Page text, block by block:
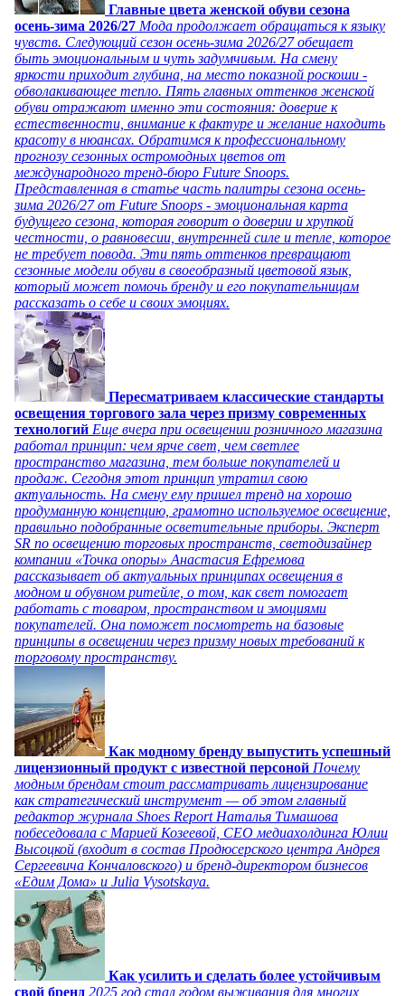
Главные цвета женской обуви сезона
осень-зима 2026/27 Мода продолжает обращаться к языку
чувств. Следующий сезон осень-зима 2026/27 обещает
быть эмоциональным и чуть задумчивым. На смену
яркости приходит глубина, на место показной роскоши -
обволакивающее тепло. Пять главных оттенков женской
обуви отражают именно эти состояния: доверие к
естественности, внимание к фактуре и желание находить
красоту в нюансах. Обратимся к профессиональному
прогнозу сезонных остромодных цветов от
международного тренд-бюро Future Snoops.
Представленная в статье часть палитры сезона осень-
зима 2026/27 от Future Snoops - эмоциональная карта
будущего сезона, которая говорит о доверии и хрупкой
честности, о равновесии, внутренней силе и тепле, которое
не требует повода. Эти пять оттенков превращают
сезонные модели обуви в своеобразный цветовой язык,
который может помочь бренду и его покупательницам
рассказать о себе и своих эмоциях.
Пересматриваем классические стандарты
освещения торгового зала через призму современных
технологий Еще вчера при освещении розничного магазина
работал принцип: чем ярче свет, чем светлее
пространство магазина, тем больше покупателей и
продаж. Сегодня этот принцип утратил свою
актуальность. На смену ему пришел тренд на хорошо
продуманную концепцию, грамотно используемое освещение,
правильно подобранные осветительные приборы. Эксперт
SR по освещению торговых пространств, светодизайнер
компании «Точка опоры» Анастасия Ефремова
рассказывает об актуальных принципах освещения в
модном и обувном ритейле, о том, как свет помогает
работать с товаром, пространством и эмоциями
покупателей. Она поможет посмотреть на базовые
принципы в освещении через призму новых требований к
торговому пространству.
Как модному бренду выпустить успешный
лицензионный продукт с известной персоной Почему
модным брендам стоит рассматривать лицензирование
как стратегический инструмент — об этом главный
редактор журнала Shoes Report Наталья Тимашова
побеседовала с Марией Козеевой, СЕО медиахолдинга Юлии
Высоцкой (входит в состав Продюсерского центра Андрея
Сергеевича Кончаловского) и бренд-директором бизнесов
«Едим Дома» и Julia Vysotskaya.
Как усилить и сделать более устойчивым
свой бренд 2025 год стал годом выживания для многих